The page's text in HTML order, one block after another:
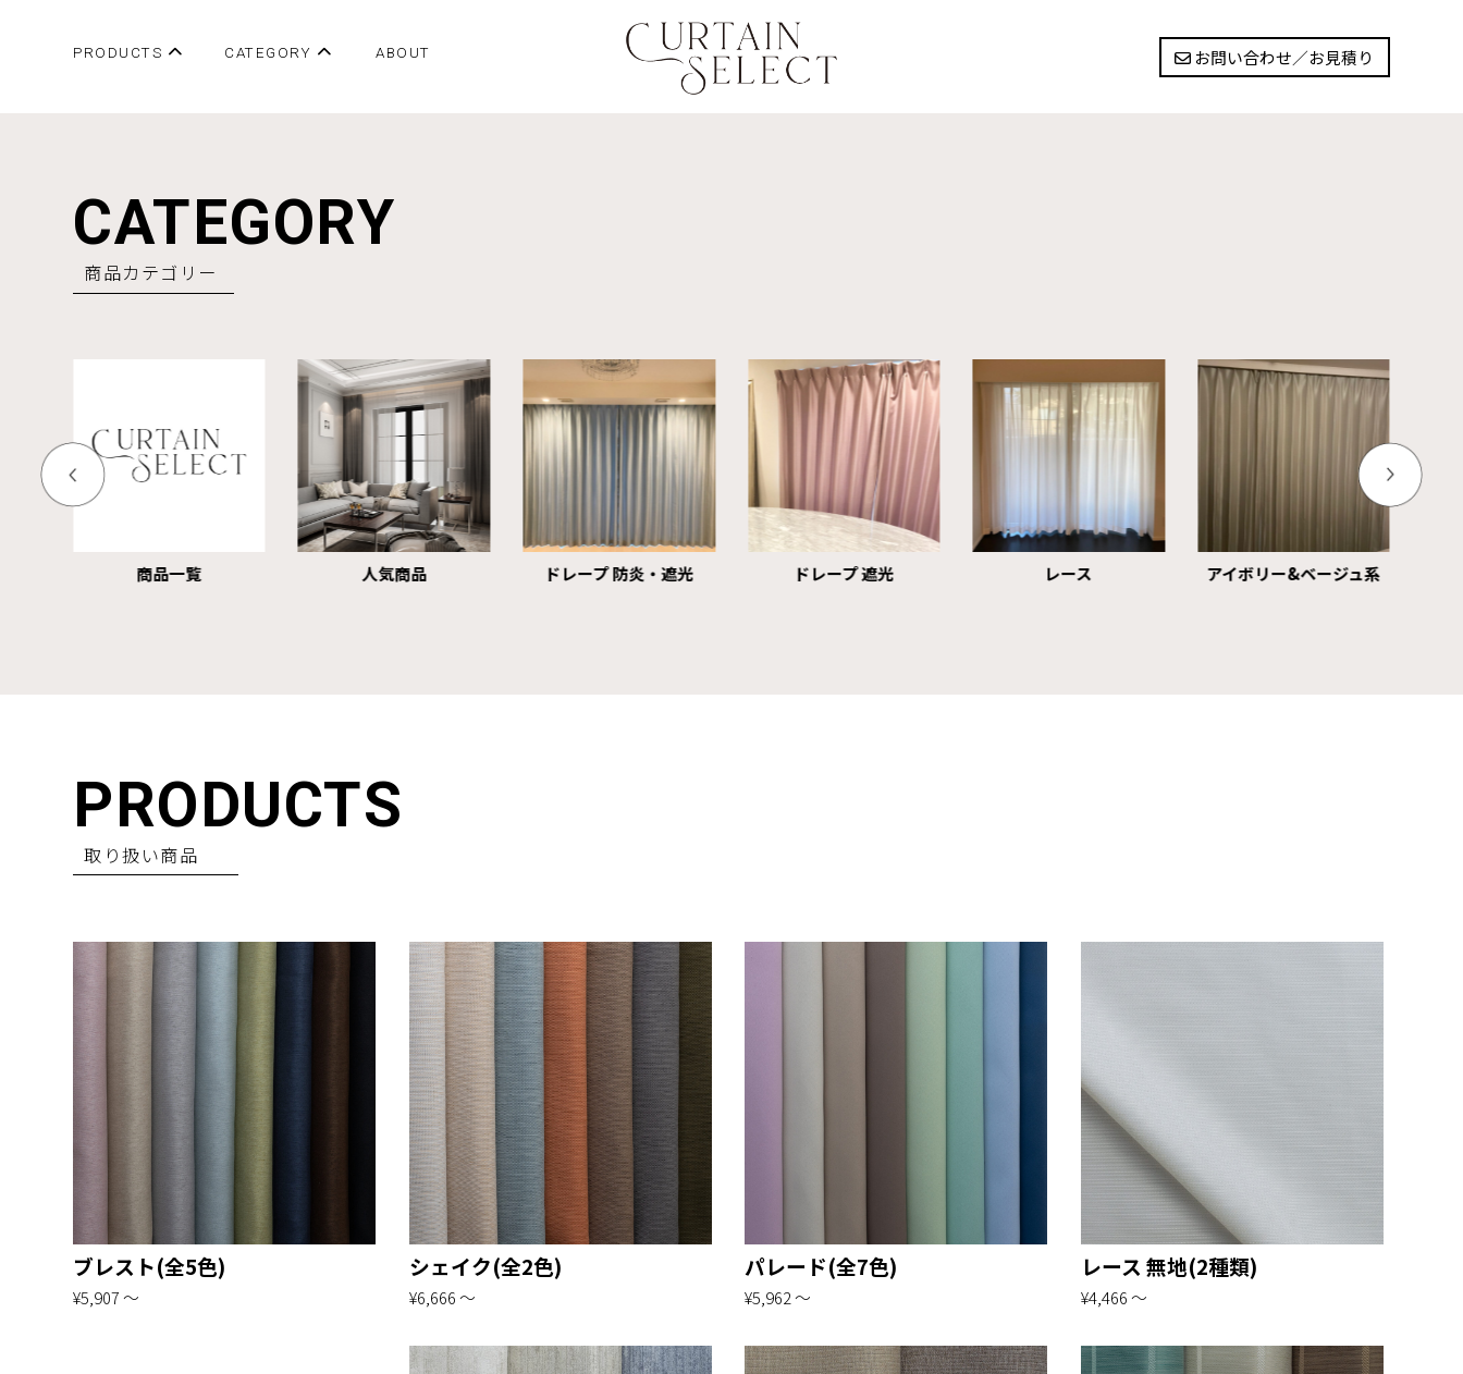
PRODUCTS CATEGORY
アイボリー&ベージュ系
ABOUT お問い合わせ／お見積り
CATEGORY
商品カテゴリー
人気商品 ドレープ 防炎・遮光 ドレープ 遮光 レース アイボリー&ベージュ系 グレー系
PRODUCTS
取り扱い商品
ブレスト(全5色)
¥5,907 〜
シェイク(全2色)
¥6,666 〜
パレード(全7色)
¥5,962 〜
レース 無地(2種類)
¥4,466 〜